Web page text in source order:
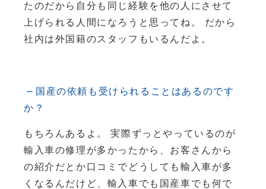
たのだから自分も同じ経験を他の人にさせて
上げられる人間になろうと思ってね。 だから
社内は外国籍のスタッフもいるんだよ。
国産の依頼も受けられることはあるのです
か？
もちろんあるよ。 実際ずっとやっているのが
輸入車の修理が多かったから、お客さんから
の紹介だとか口コミでどうしても輸入車が多
くなるんだけど、輸入車でも国産車でも何で